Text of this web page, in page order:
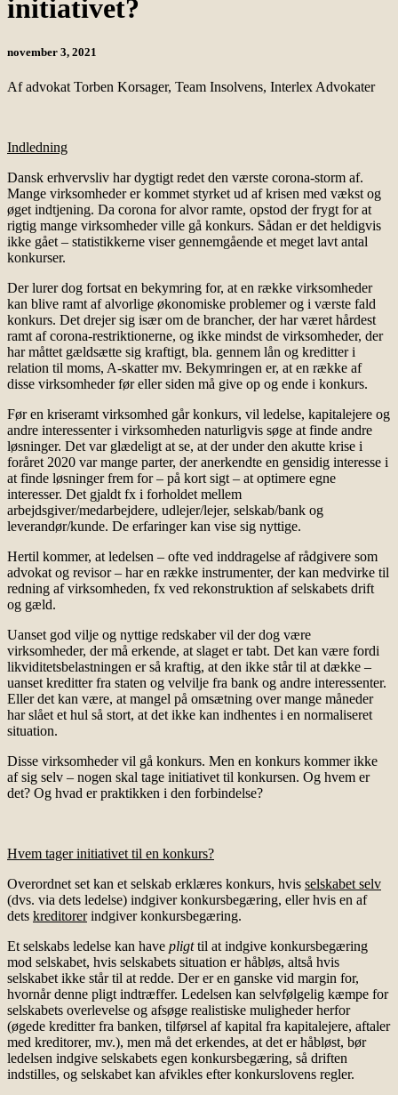
initiativet?
november 3, 2021
Af advokat Torben Korsager, Team Insolvens, Interlex Advokater
Indledning
Dansk erhvervsliv har dygtigt redet den værste corona-storm af.
Mange virksomheder er kommet styrket ud af krisen med vækst og
øget indtjening. Da corona for alvor ramte, opstod der frygt for at
rigtig mange virksomheder ville gå konkurs. Sådan er det heldigvis
ikke gået – statistikkerne viser gennemgående et meget lavt antal
konkurser.
Der lurer dog fortsat en bekymring for, at en række virksomheder
kan blive ramt af alvorlige økonomiske problemer og i værste fald
konkurs. Det drejer sig især om de brancher, der har været hårdest
ramt af corona-restriktionerne, og ikke mindst de virksomheder, der
har måttet gældsætte sig kraftigt, bla. gennem lån og kreditter i
relation til moms, A-skatter mv. Bekymringen er, at en række af
disse virksomheder før eller siden må give op og ende i konkurs.
Før en kriseramt virksomhed går konkurs, vil ledelse, kapitalejere og
andre interessenter i virksomheden naturligvis søge at finde andre
løsninger. Det var glædeligt at se, at der under den akutte krise i
foråret 2020 var mange parter, der anerkendte en gensidig interesse i
at finde løsninger frem for – på kort sigt – at optimere egne
interesser. Det gjaldt fx i forholdet mellem
arbejdsgiver/medarbejdere, udlejer/lejer, selskab/bank og
leverandør/kunde. De erfaringer kan vise sig nyttige.
Hertil kommer, at ledelsen – ofte ved inddragelse af rådgivere som
advokat og revisor – har en række instrumenter, der kan medvirke til
redning af virksomheden, fx ved rekonstruktion af selskabets drift
og gæld.
Uanset god vilje og nyttige redskaber vil der dog være
virksomheder, der må erkende, at slaget er tabt. Det kan være fordi
likviditetsbelastningen er så kraftig, at den ikke står til at dække –
uanset kreditter fra staten og velvilje fra bank og andre interessenter.
Eller det kan være, at mangel på omsætning over mange måneder
har slået et hul så stort, at det ikke kan indhentes i en normaliseret
situation.
Disse virksomheder vil gå konkurs. Men en konkurs kommer ikke
af sig selv – nogen skal tage initiativet til konkursen. Og hvem er
det? Og hvad er praktikken i den forbindelse?
Hvem tager initiativet til en konkurs?
Overordnet set kan et selskab erklæres konkurs, hvis selskabet selv
(dvs. via dets ledelse) indgiver konkursbegæring, eller hvis en af
dets kreditorerindgiver konkursbegæring.
Et selskabs ledelse kan have pligttil at indgive konkursbegæring
mod selskabet, hvis selskabets situation er håbløs, altså hvis
selskabet ikke står til at redde. Der er en ganske vid margin for,
hvornår denne pligt indtræffer. Ledelsen kan selvfølgelig kæmpe for
selskabets overlevelse og afsøge realistiske muligheder herfor
(øgede kreditter fra banken, tilførsel af kapital fra kapitalejere, aftaler
med kreditorer, mv.), men må det erkendes, at det er håbløst, bør
ledelsen indgive selskabets egen konkursbegæring, så driften
indstilles, og selskabet kan afvikles efter konkurslovens regler.